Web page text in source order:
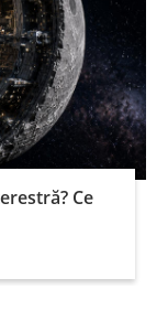
Ce